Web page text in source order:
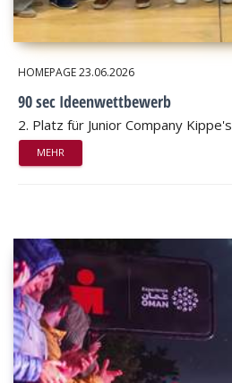
HOMEPAGE23.06.2026
90 sec Ideenwettbewerb
2. Platz für Junior Company Kippe's
MEHR